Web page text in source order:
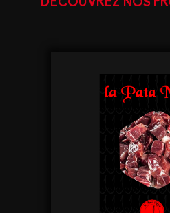
DÉCOUVREZ NOS